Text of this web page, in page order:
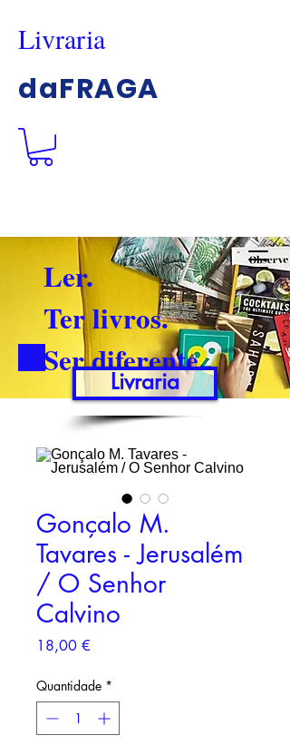
Livraria
daFRAGA
Ler.
Ter livros.
Ser diferente.
Livraria
Gonçalo M.
Tavares - Jerusalém
/ O Senhor
Calvino
18,00 €
Quantidade *